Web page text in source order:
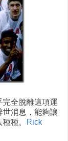
完全脫離這項運
世消息，能夠讓
種。
Rick